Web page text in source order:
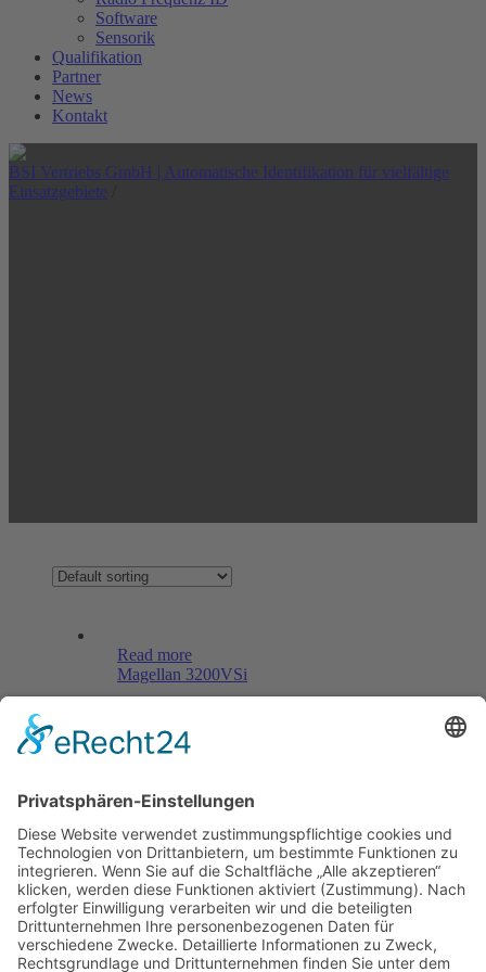
Software
Sensorik
Qualifikation
Partner
News
Kontakt
BSI Vertriebs GmbH | Automatische Identifikation für vielfältige
Einsatzgebiete
Read more
Magellan 3200VSi
Menü
Home
Kontakt
AGB
Datenschutzerklärung
Impressum
Anschrift